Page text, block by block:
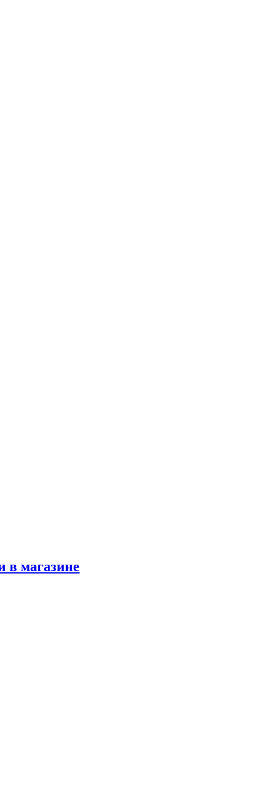
в магазине